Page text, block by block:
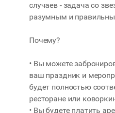
случаев - задача со
разумным и
Почему?
• Вы можете
ваш праздник и
будет полностью
ресторане или
• Вы будете платить